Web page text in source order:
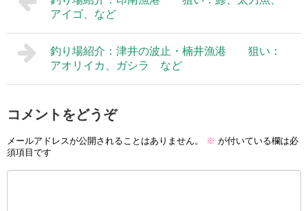
アイゴ、など
釣り場紹介：津井の波止・楠井漁港 狙い：
アオリイカ、ガシラ など
コメントをどうぞ
メールアドレスが公開されることはありません。 ※ が付いている欄は必
須項目です